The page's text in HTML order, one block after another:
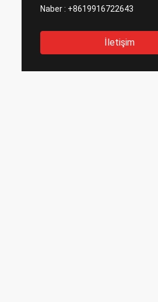
Naber : +8619916722643
İletişim